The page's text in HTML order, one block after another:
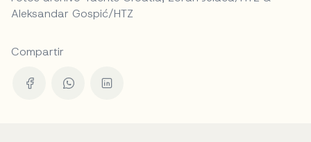
Aleksandar Gospić/HTZ
Compartir